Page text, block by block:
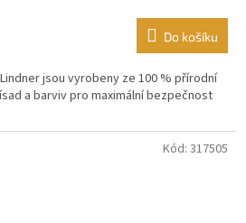
Do košíku
jsou vyrobeny ze 100 % přírodní
a barviv pro maximální bezpečnost
Kód: 317505